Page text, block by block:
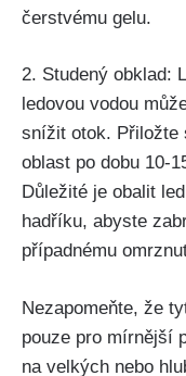
čerstvému gelu.
2. ⁤Studený obklad:
ledovou vodou
snížit otok. ‌Přiložte‌
oblast po dobu 10-
Důležité je obalit
hadříku, abyste⁤
případnému
Nezapomeňte, že
pouze ‍pro mírnější
na ‍velkých nebo​